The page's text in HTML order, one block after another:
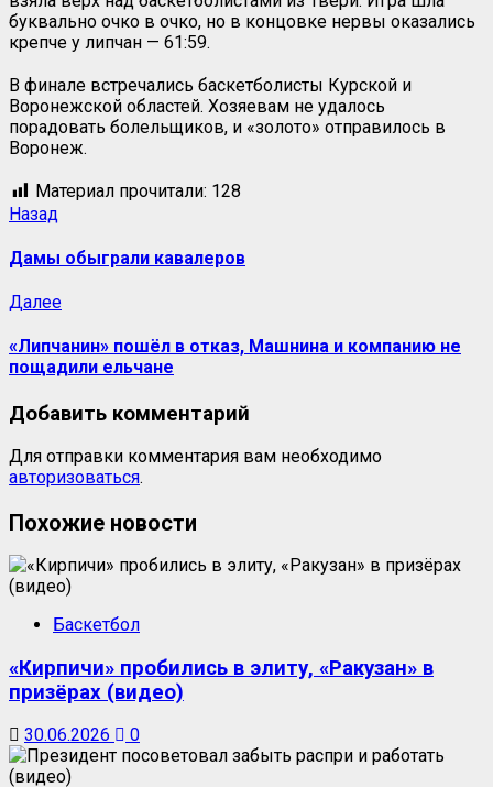
буквально очко в очко, но в концовке нервы оказались
крепче у липчан — 61:59.
В финале встречались баскетболисты Курской и
Воронежской областей. Хозяевам не удалось
порадовать болельщиков, и «золото» отправилось в
Воронеж.
Материал прочитали: 128
Навигация
записи
Назад
Дамы обыграли кавалеров
ДалееСледующая
«Липчанин» пошёл в отказ, Машнина и компанию не
пощадили ельчане
Добавить комментарий
Для отправки комментария вам необходимо
авторизоваться.
Похожие новости
Баскетбол
«Кирпичи» пробились в элиту, «Ракузан» в
призёрах (видео)
30.06.2026 0